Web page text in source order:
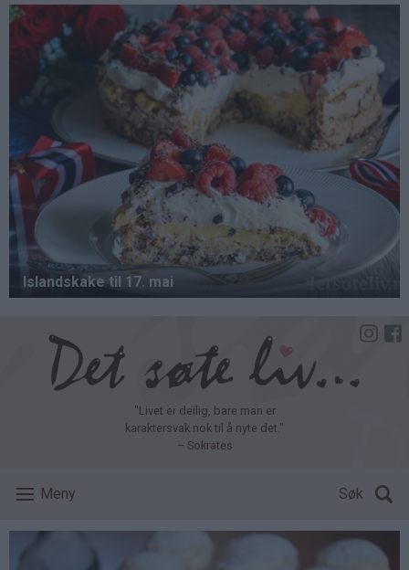
Hopp
hovedinnhold
"Livet er deilig, bare man er
karaktersvak nok til å nyte det."
– Sokrates
Meny Søk